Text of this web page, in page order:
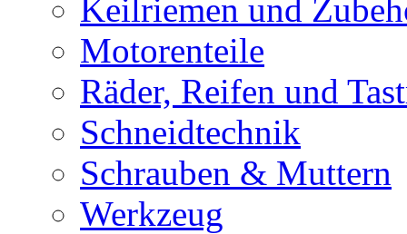
Keilriemen und
Motorenteile
Räder, Reifen und
Schneidtechnik
Schrauben & Muttern
Werkzeug